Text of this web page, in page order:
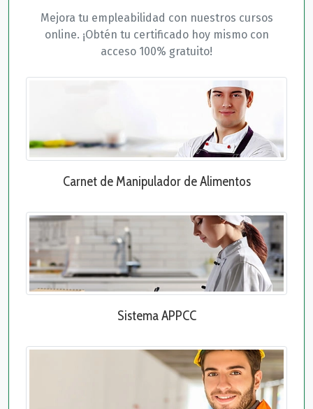
Mejora tu empleabilidad con nuestros cursos
online. ¡Obtén tu certificado hoy mismo con
acceso 100% gratuito!
Carnet de Manipulador de Alimentos
Sistema APPCC